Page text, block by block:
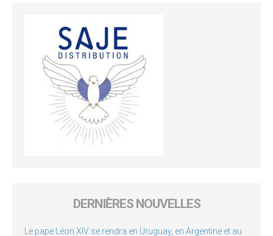
DERNIÈRES NOUVELLES
Le pape Léon XIV se rendra en Uruguay, en Argentine et au